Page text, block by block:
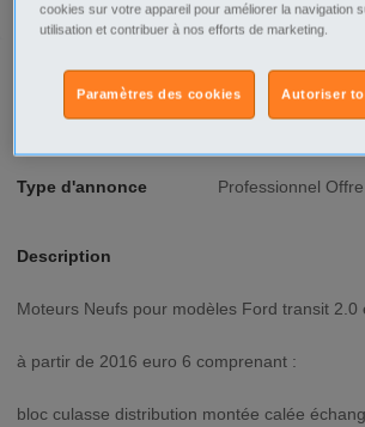
3 800€
Ville/Code postal
Picardie
Oise
Type d'annonce Professionnel Offre
Description
Moteurs Neufs pour modèles Ford transit 2.0
à partir de 2016 euro 6 comprenant :
bloc culasse distribution montée calée
cookies sur votre appareil pour améliorer la navigation
utilisation et contribuer à nos efforts de marketing.
Autoriser
Paramètres des cookies